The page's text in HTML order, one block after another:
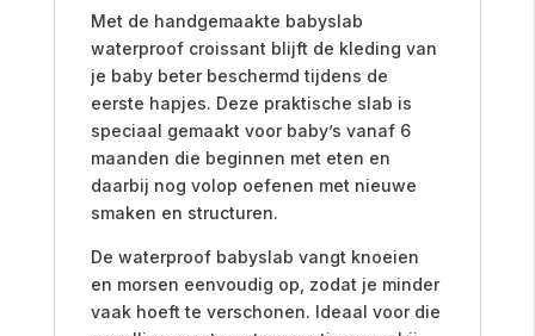
Met de handgemaakte babyslab
waterproof croissant blijft de kleding van
je baby beter beschermd tijdens de
eerste hapjes. Deze praktische slab is
speciaal gemaakt voor baby’s vanaf 6
maanden die beginnen met eten en
daarbij nog volop oefenen met nieuwe
smaken en structuren.
De waterproof babyslab vangt knoeien
en morsen eenvoudig op, zodat je minder
vaak hoeft te verschonen. Ideaal voor die